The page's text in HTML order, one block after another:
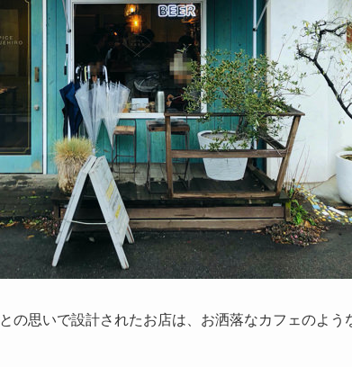
との思いで設計されたお店は、お洒落なカフェのよう